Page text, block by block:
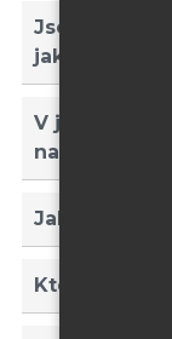
Jsou
jako
V jakých
na letáky?
Jak jsou
Které řešení